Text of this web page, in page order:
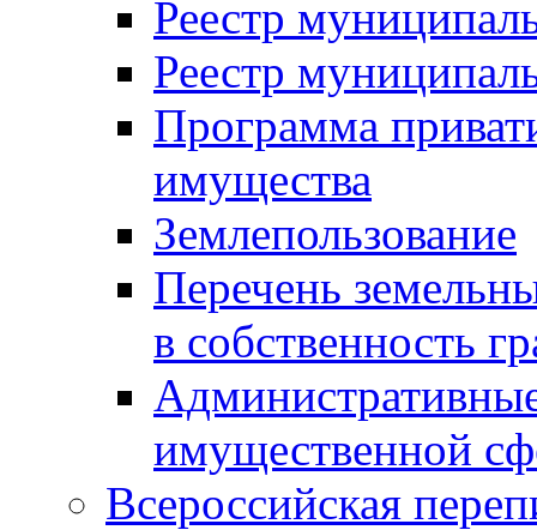
Реестр
Реестр
Программа
имущества
Землепользование
Перечень
в собственность
имущественной
Всероссийская